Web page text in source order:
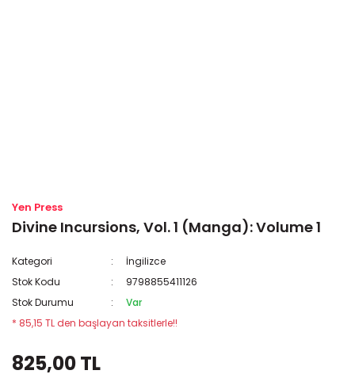
Yen Press
Divine Incursions, Vol. 1 (Manga): Volume 1
Kategori
İngilizce
Stok Kodu
9798855411126
Stok Durumu
Var
* 85,15 TL den başlayan taksitlerle!!
825,00 TL